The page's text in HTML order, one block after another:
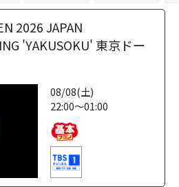
2026 JAPAN
'YAKUSOKU' 東京ドー
08/08(土)
22:00～01:00